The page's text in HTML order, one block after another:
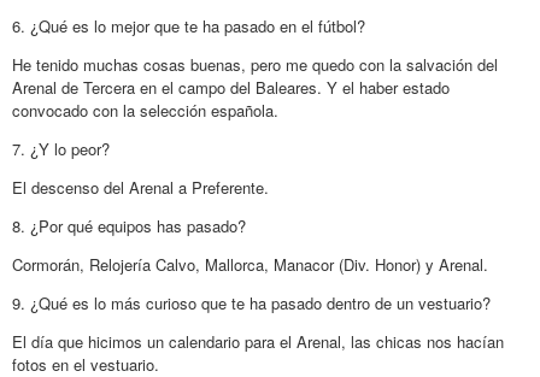
6. ¿Qué es lo mejor que te ha pasado en el fútbol?
He tenido muchas cosas buenas, pero me quedo con la salvación del
Arenal de Tercera en el campo del Baleares. Y el haber estado
convocado con la selección española.
7. ¿Y lo peor?
El descenso del Arenal a Preferente.
8. ¿Por qué equipos has pasado?
Cormorán, Relojería Calvo, Mallorca, Manacor (Div. Honor) y Arenal.
9. ¿Qué es lo más curioso que te ha pasado dentro de un vestuario?
El día que hicimos un calendario para el Arenal, las chicas nos hacían
fotos en el vestuario.